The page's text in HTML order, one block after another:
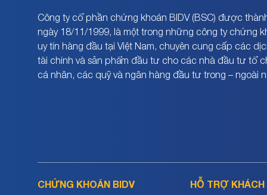
Công ty cổ phần chứng khoán BIDV (BSC) được
ngày 18/11/1999, là một trong những công ty chứng
uy tín hàng đầu tại Việt Nam, chuyên cung cấp các
tài chính và sản phẩm đầu tư cho các nhà đầu tư tổ
cá nhân, các quỹ và ngân hàng đầu tư trong – ngoài
CHỨNG KHOÁN BIDV HỖ TRỢ KHÁCH